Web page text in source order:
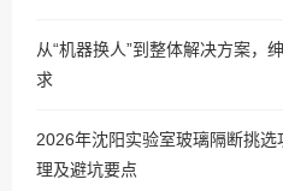
从“机器换人”到整体解决方案，
求
2026年沈阳实验室玻璃隔断挑
理及避坑要点